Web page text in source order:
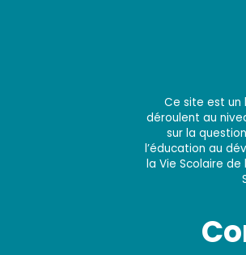
Ce site est un
déroulent au
sur la
l’éducation au
la Vie Scolaire de